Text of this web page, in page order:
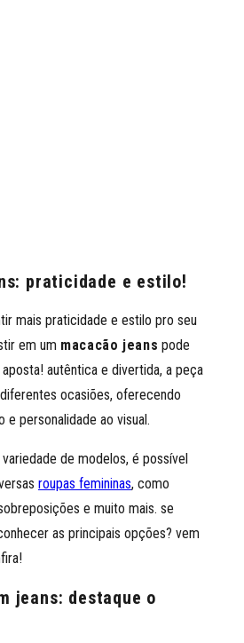
praticidade e estilo!
mais praticidade e estilo pro seu
em um macacão jeans pode
autêntica e divertida, a peça
ocasiões, oferecendo
e personalidade ao visual.
de modelos, é possível
roupas femininas, como
e muito mais. se
as principais opções? vem
jeans: destaque o